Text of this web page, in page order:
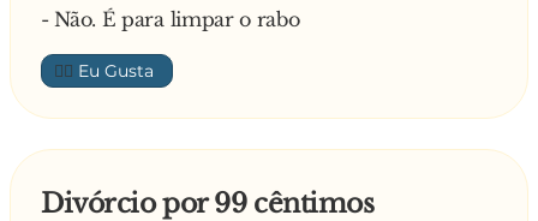
- Não. É para limpar o rabo
👍🏼
Divórcio por 99 cêntimos